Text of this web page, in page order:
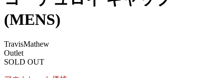
(MENS)
TravisMathew
Outlet
SOLD OUT